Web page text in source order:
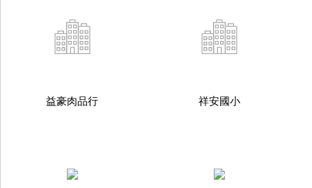
益豪肉品行 祥安國小